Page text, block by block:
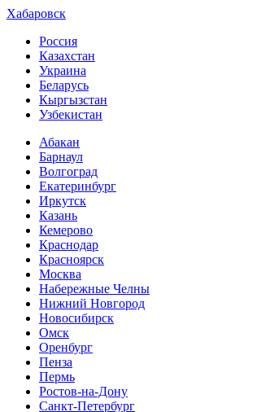
Хабаровск
Россия
Казахстан
Украина
Беларусь
Кыргызстан
Узбекистан
Абакан
Барнаул
Волгоград
Екатеринбург
Иркутск
Казань
Кемерово
Краснодар
Красноярск
Москва
Набережные Челны
Нижний Новгород
Новосибирск
Омск
Оренбург
Пенза
Пермь
Ростов-на-Дону
Санкт-Петербург